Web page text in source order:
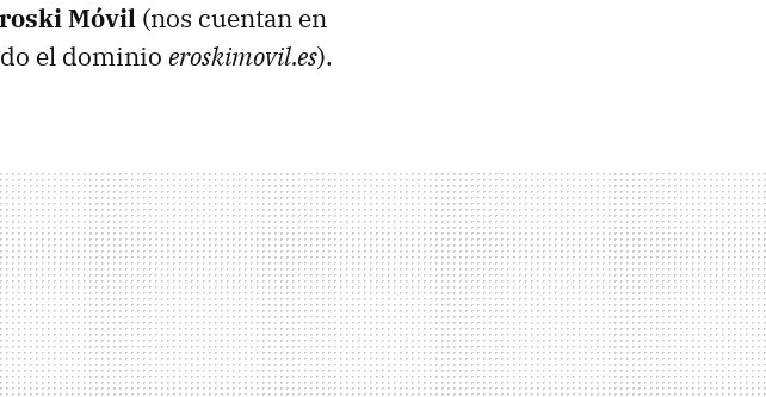
Móvil (nos cuentan en
el dominio eroskimovil.es).